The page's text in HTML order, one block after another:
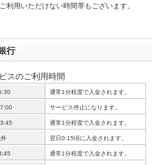
利用いただけない時間帯もございます。
行
スのご利用時間
通常1分程度で入金されます。
サービス停止になります。
通常1分程度で入金されます。
外 翌日0:15頃に入金されます。
通常1分程度で入金されます。